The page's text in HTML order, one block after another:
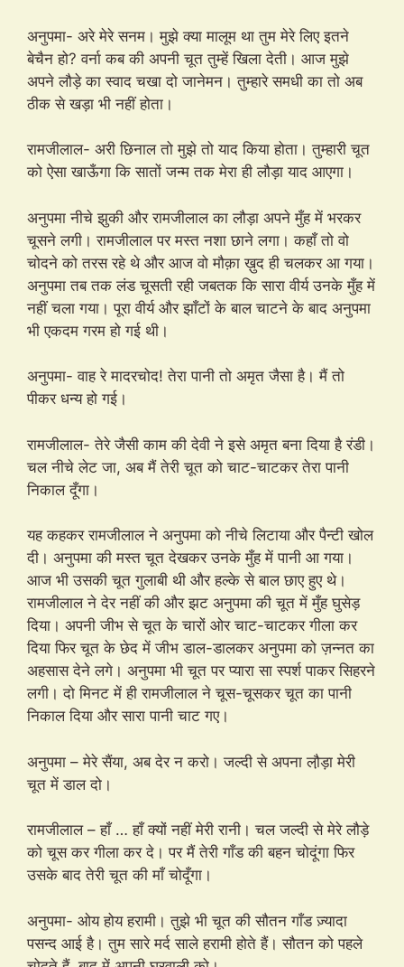
अनुपमा- अरे मेरे सनम। मुझे क्या मालूम था तुम मेरे लिए इतने
बेचैन हो? वर्ना कब की अपनी चूत तुम्हें खिला देती। आज मुझे
अपने लौड़े का स्वाद चखा दो जानेमन। तुम्हारे समधी का तो अब
ठीक से खड़ा भी नहीं होता।
रामजीलाल- अरी छिनाल तो मुझे तो याद किया होता। तुम्हारी चूत
को ऐसा खाऊँगा कि सातों जन्म तक मेरा ही लौड़ा याद आएगा।
अनुपमा नीचे झुकी और रामजीलाल का लौड़ा अपने मुँह में भरकर
चूसने लगी। रामजीलाल पर मस्त नशा छाने लगा। कहाँ तो वो
चोदने को तरस रहे थे और आज वो मौक़ा ख़ुद ही चलकर आ गया।
अनुपमा तब तक लंड चूसती रही जबतक कि सारा वीर्य उनके मुँह में
नहीं चला गया। पूरा वीर्य और झाँटों के बाल चाटने के बाद अनुपमा
भी एकदम गरम हो गई थी।
अनुपमा- वाह रे मादरचोद! तेरा पानी तो अमृत जैसा है। मैं तो
पीकर धन्य हो गई।
रामजीलाल- तेरे जैसी काम की देवी ने इसे अमृत बना दिया है रंडी।
चल नीचे लेट जा, अब मैं तेरी चूत को चाट-चाटकर तेरा पानी
निकाल दूँगा।
यह कहकर रामजीलाल ने अनुपमा को नीचे लिटाया और पैन्टी खोल
दी। अनुपमा की मस्त चूत देखकर उनके मुँह में पानी आ गया।
आज भी उसकी चूत गुलाबी थी और हल्के से बाल छाए हुए थे।
रामजीलाल ने देर नहीं की और झट अनुपमा की चूत में मुँह घुसेड़
दिया। अपनी जीभ से चूत के चारों ओर चाट-चाटकर गीला कर
दिया फिर चूत के छेद में जीभ डाल-डालकर अनुपमा को ज़न्नत का
अहसास देने लगे। अनुपमा भी चूत पर प्यारा सा स्पर्श पाकर सिहरने
लगी। दो मिनट में ही रामजीलाल ने चूस-चूसकर चूत का पानी
निकाल दिया और सारा पानी चाट गए।
अनुपमा – मेरे सैंया, अब देर न करो। जल्दी से अपना लौ़ड़ा मेरी
चूत में डाल दो।
रामजीलाल – हाँ … हाँ क्यों नहीं मेरी रानी। चल जल्दी से मेरे लौड़े
को चूस कर गीला कर दे। पर मैं तेरी गाँड की बहन चोदूंगा फिर
उसके बाद तेरी चूत की माँ चोदूँगा।
अनुपमा- ओय होय हरामी। तुझे भी चूत की सौतन गाँड ज़्यादा
पसन्द आई है। तुम सारे मर्द साले हरामी होते हैं। सौतन को पहले